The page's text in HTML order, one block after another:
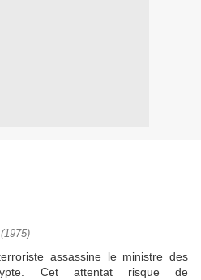
(1975)
assassine le ministre des
Cet attentat risque de